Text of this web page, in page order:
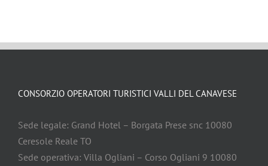
CONSORZIO OPERATORI TURISTICI VALLI DEL CANAVESE
Sede legale: Grand Hotel – Borgata Prese snc 10080
Ceresole Reale TO
Sede operativa: Villa Ogliani – Corso Ogliani 9 10080